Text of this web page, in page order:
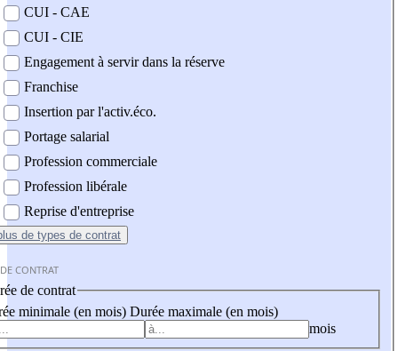
CUI - CAE
CUI - CIE
Engagement à servir dans la réserve
Franchise
Insertion par l'activ.éco.
Portage salarial
Profession commerciale
Profession libérale
Reprise d'entreprise
de types de contrat
CONTRAT
de contrat
minimale (en mois) Durée maximale (en mois)
mois